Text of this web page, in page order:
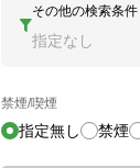
その他の検索条件
指定なし
禁煙/喫煙
指定無し 禁煙